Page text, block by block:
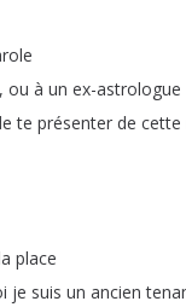
, ou à un ex-astrologue
te présenter de cette
place
je suis un ancien